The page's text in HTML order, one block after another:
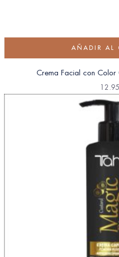
AÑADIR AL
Crema Facial con Color
12.95